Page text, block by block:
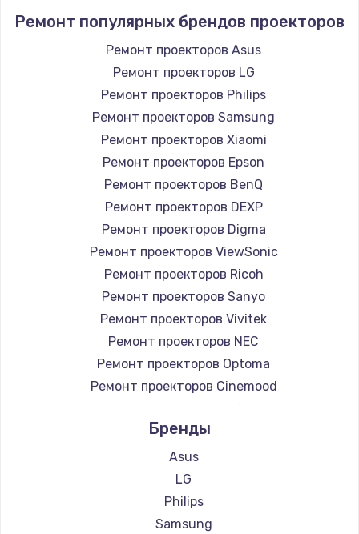
Ремонт популярных брендов проекторов
Ремонт проекторов Asus
Ремонт проекторов LG
Ремонт проекторов Philips
Ремонт проекторов Samsung
Ремонт проекторов Xiaomi
Ремонт проекторов Epson
Ремонт проекторов BenQ
Ремонт проекторов DEXP
Ремонт проекторов Digma
Ремонт проекторов ViewSonic
Ремонт проекторов Ricoh
Ремонт проекторов Sanyo
Ремонт проекторов Vivitek
Ремонт проекторов NEC
Ремонт проекторов Optoma
Ремонт проекторов Cinemood
Ремонт проекторов Barco
Ремонт проекторов Xgimi
Ремонт проекторов Canon
Ремонт проекторов JVC
Ремонт проекторов Casio
Бренды
Asus
LG
Philips
Samsung